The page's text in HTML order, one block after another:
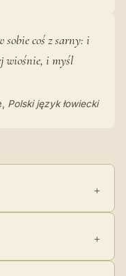
sobie coś z sarny: i
wiośnie, i myśl
Polski język łowiecki